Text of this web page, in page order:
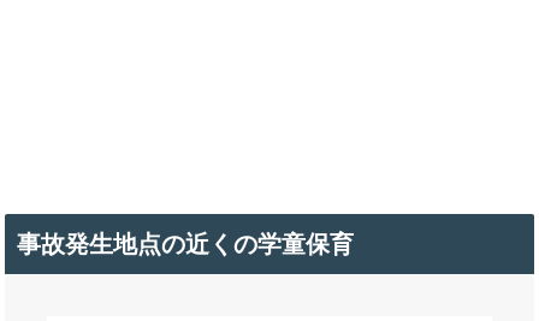
事故発生地点の近くの学童保育